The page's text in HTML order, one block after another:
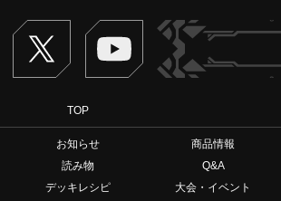
Twitter ヴァンガードch
TOP
お知らせ
商品情報
読み物
Q&A
デッキレシピ
大会・イベント